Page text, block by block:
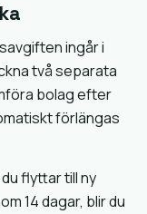
ingår i
två separata
bolag efter
förlängas
flyttar till ny
14 dagar, blir du